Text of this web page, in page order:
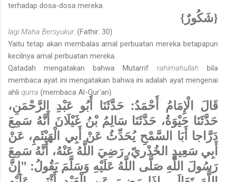
terhadap dosa-dosa mereka.
{شَكُورٌ}
lagi Maha Bersyukur. (Fathir: 30)
Yaitu tetap akan membalas amal perbuatan mereka betapapun
kecilnya amal perbuatan mereka.
Qatadah mengatakan bahwa Mutarrif rahimahullah bila
membaca ayat ini mengatakan bahwa ini adalah ayat mengenai
ahli qurra (membaca Al-Qur'an).
قَالَ الْإِمَامُ أَحْمَدُ: حَدَّثَنَا أَبُو عَبْدِ الرَّحْمَنِ،
حَدَّثَنَا حَيْوَةُ، حَدَّثَنَا سَالِمُ بْنُ غَيْلَانَ أَنَّهُ سَمِعَ
دَرَّاجا أَبَا السَّمْحِ يُحَدِّثُ عَنْ أَبِي الْهَيْثَمِ، عَنْ
أَبِي سَعِيدٍ الخُدْريّ، رَضِيَ اللَّهُ عَنْهُ، أَنَّهُ سَمِعَ
رَسُولَ اللَّهِ صَلَّى اللَّهُ عَلَيْهِ وَسَلَّمَ يَقُولُ: "إِنَّ